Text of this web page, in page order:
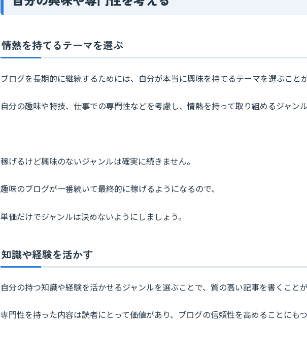
情熱を持てるテーマを選ぶ
ブログを長期的に継続するためには、自分が本当に興味を持てるテーマを選ぶこと
自分の趣味や特技、仕事での専門性などを考慮し、情熱を持って取り組めるジャン
稼げるけど興味のないジャンルは確実に続きません。
趣味のブログが一番続いて最終的に稼げるようになるので、
単価だけでジャンルは決めないようにしましょう。
知識や経験を活かす
自分の持つ知識や経験を活かせるジャンルを選ぶことで、質の高い記事を書くことが
専門性を持った内容は読者にとって価値があり、ブログの信頼性を高めることにもつ